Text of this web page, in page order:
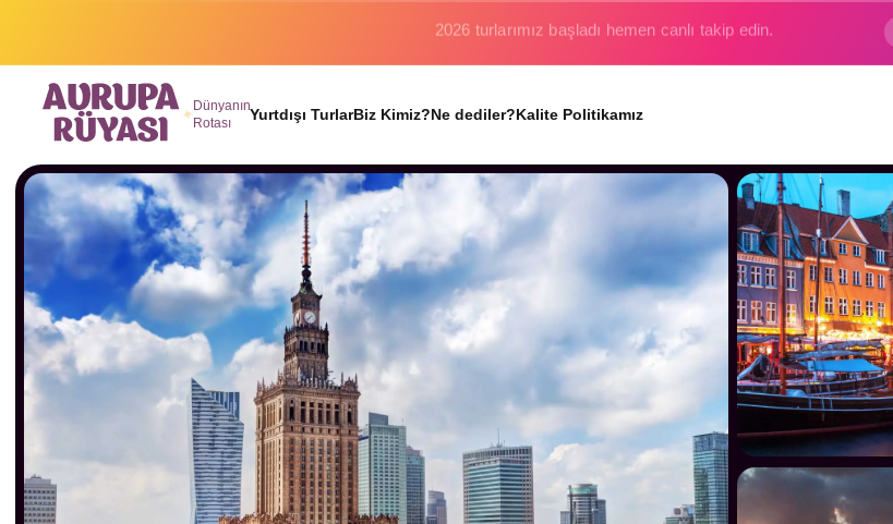
Binlerce gezginin hayali gerçek oluyor.
Dünyanın
Rotası
Yurtdışı TurlarBiz Kimiz?Ne dediler?Kalite Politikamız